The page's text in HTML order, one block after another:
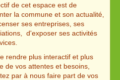
de cet espace est de
la commune et son actualité,
ses entreprises, ses
d'exposer ses activités
rendre plus interactif et plus
de vos attentes et besoins,
par à nous faire part de vos